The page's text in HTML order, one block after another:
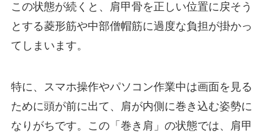
この状態が続くと、肩甲骨を正しい位置に戻そう
とする菱形筋や中部僧帽筋に過度な負担が掛かっ
てしまいます。
特に、スマホ操作やパソコン作業中は画面を見る
ために頭が前に出て、肩が内側に巻き込む姿勢に
なりがちです。この「巻き肩」の状態では、肩甲